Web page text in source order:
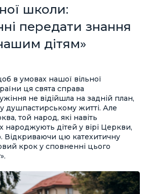
школи:
передати знання
дітям»
в умовах нашої вільної
ця свята справа
не відійшла на задній план,
душпастирському житті. Але
той народ, які навіть
народжують дітей у вірі Церкви,
цю катехитичну
крок у сповненні цього